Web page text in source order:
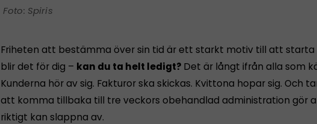
Spiris
Friheten att bestämma över sin tid är ett starkt motiv till att starta
blir det för dig – kan du ta helt ledigt? Det är långt ifrån alla som
Kunderna hör av sig. Fakturor ska skickas. Kvittona hopar sig. Och
att komma tillbaka till tre veckors obehandlad administration gör
riktigt kan slappna av.